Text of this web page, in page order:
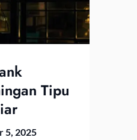
Tipu
5, 2025